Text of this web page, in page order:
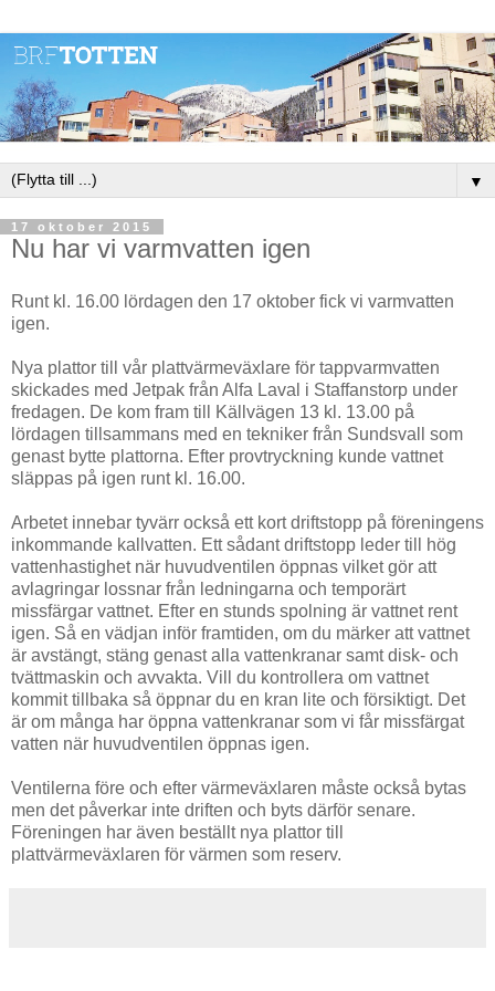
▼
17 oktober 2015
Nu har vi varmvatten igen
Runt kl. 16.00 lördagen den 17 oktober fick vi varmvatten
igen.
Nya plattor till vår plattvärmeväxlare för tappvarmvatten
skickades med Jetpak från Alfa Laval i Staffanstorp under
fredagen. De kom fram till Källvägen 13 kl. 13.00 på
lördagen tillsammans med en tekniker från Sundsvall som
genast bytte plattorna. Efter provtryckning kunde vattnet
släppas på igen runt kl. 16.00.
Arbetet innebar tyvärr också ett kort driftstopp på föreningens
inkommande kallvatten. Ett sådant driftstopp leder till hög
vattenhastighet när huvudventilen öppnas vilket gör att
avlagringar lossnar från ledningarna och temporärt
missfärgar vattnet. Efter en stunds spolning är vattnet rent
igen. Så en vädjan inför framtiden, om du märker att vattnet
är avstängt, stäng genast alla vattenkranar samt disk- och
tvättmaskin och avvakta. Vill du kontrollera om vattnet
kommit tillbaka så öppnar du en kran lite och försiktigt. Det
är om många har öppna vattenkranar som vi får missfärgat
vatten när huvudventilen öppnas igen.
Ventilerna före och efter värmeväxlaren måste också bytas
men det påverkar inte driften och byts därför senare.
Föreningen har även beställt nya plattor till
plattvärmeväxlaren för värmen som reserv.